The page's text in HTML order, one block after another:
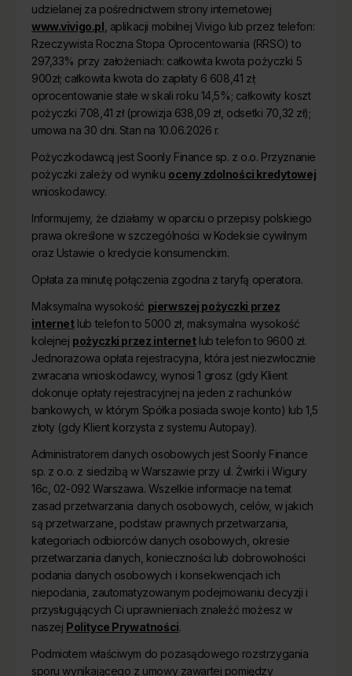
udzielanej za pośrednictwem strony internetowej
www.vivigo.pl , aplikacji mobilnej Vivigo lub przez telefon:
Rzeczywista Roczna Stopa Oprocentowania (RRSO) to
297,33% przy założeniach: całkowita kwota pożyczki 5
900zł; całkowita kwota do zapłaty 6 608,41 zł;
oprocentowanie stałe w skali roku 14,5%; całkowity koszt
pożyczki 708,41 zł (prowizja 638,09 zł, odsetki 70,32 zł);
umowa na 30 dni. Stan na 10.06.2026 r.
Pożyczkodawcą jest Soonly Finance sp. z o.o. Przyznanie
pożyczki zależy od wyniku oceny zdolności kredytowej
wnioskodawcy.
Informujemy, że działamy w oparciu o przepisy polskiego
prawa określone w szczególności w Kodeksie cywilnym
oraz Ustawie o kredycie konsumenckim.
Opłata za minutę połączenia zgodna z taryfą operatora.
Maksymalna wysokość pierwszej pożyczki przez
internetlub telefon to 5000 zł, maksymalna wysokość
kolejnej pożyczki przez internetlub telefon to 9600 zł.
Jednorazowa opłata rejestracyjna, która jest niezwłocznie
zwracana wnioskodawcy, wynosi 1 grosz (gdy Klient
dokonuje opłaty rejestracyjnej na jeden z rachunków
bankowych, w którym Spółka posiada swoje konto) lub 1,5
złoty (gdy Klient korzysta z systemu Autopay).
Administratorem danych osobowych jest Soonly Finance
sp. z o.o. z siedzibą w Warszawie przy ul. Żwirki i Wigury
16c, 02-092 Warszawa. Wszelkie informacje na temat
zasad przetwarzania danych osobowych, celów, w jakich
są przetwarzane, podstaw prawnych przetwarzania,
kategoriach odbiorców danych osobowych, okresie
przetwarzania danych, konieczności lub dobrowolności
podania danych osobowych i konsekwencjach ich
niepodania, zautomatyzowanym podejmowaniu decyzji i
przysługujących Ci uprawnieniach znaleźć możesz w
naszej Polityce Prywatności.
Podmiotem właściwym do pozasądowego rozstrzygania
sporu wynikającego z umowy zawartej pomiędzy